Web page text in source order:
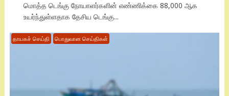
மொத்த டெங்கு நோயாளர்களின் எண்ணிக்கை 88,000 ஆக
உயர்ந்துள்ளதாக தேசிய டெங்கு...
தாயகச் செய்தி பொதுவான செய்திகள்